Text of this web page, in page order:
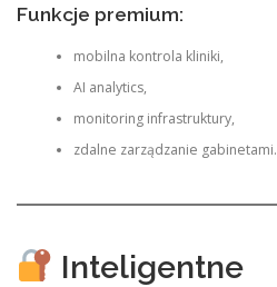
Funkcje premium:
mobilna kontrola kliniki,
AI analytics,
monitoring infrastruktury,
zdalne zarządzanie gabinetami.
Inteligentne